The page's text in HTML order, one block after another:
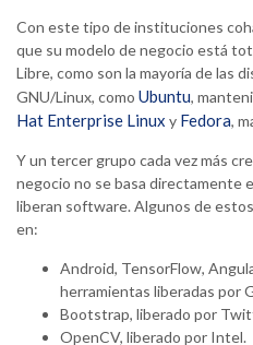
Con este tipo de instituciones
que su modelo de negocio está
Libre, como son la mayoría de las
GNU/Linux, como Ubuntu,
Hat Enterprise Linux y Fedora,
Y un tercer grupo cada vez más
negocio no se basa directamente
liberan software. Algunos de
en:
Android, TensorFlow,
herramientas liberadas por
Bootstrap, liberado por
OpenCV, liberado por Intel.